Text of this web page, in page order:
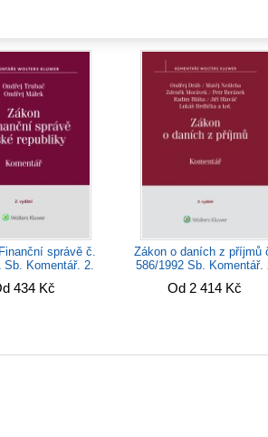
správě č.
Sb. Komentář. 2.
434 Kč
Zákon o daních z příjmů
586/1992 Sb. Komentář.
Od 2 414 Kč